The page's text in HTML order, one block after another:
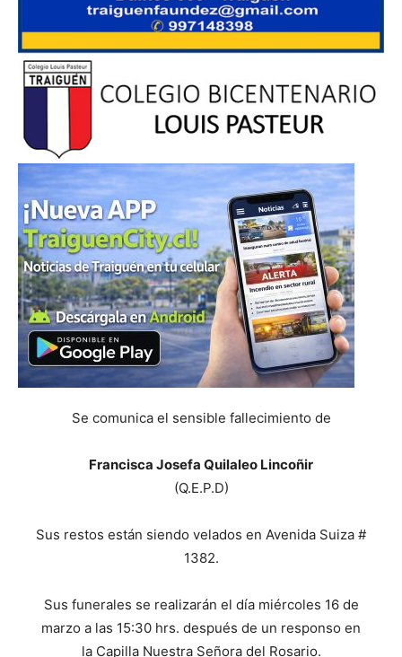
Se comunica el sensible fallecimiento de
Francisca Josefa Quilaleo Lincoñir
(Q.E.P.D)
Sus restos están siendo velados en Avenida Suiza #
1382.
Sus funerales se realizarán el día miércoles 16 de
marzo a las 15:30 hrs. después de un responso en
la Capilla Nuestra Señora del Rosario.